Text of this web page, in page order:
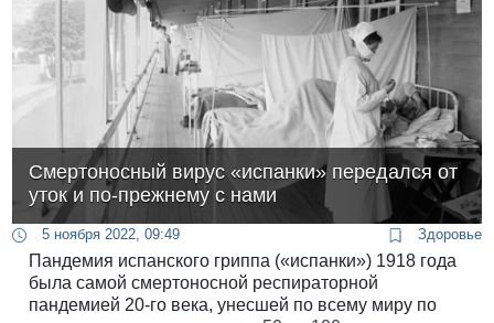
Смертоносный вирус «испанки» передался от
уток и по-прежнему с нами
5 ноября 2022, 09:49 Здоровье
Пандемия испанского гриппа («испанки») 1918 года
была самой смертоносной респираторной
пандемией 20-го века, унесшей по всему миру по